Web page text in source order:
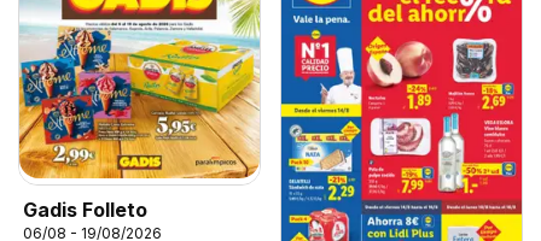
Gadis Folleto
06/08 - 19/08/2026